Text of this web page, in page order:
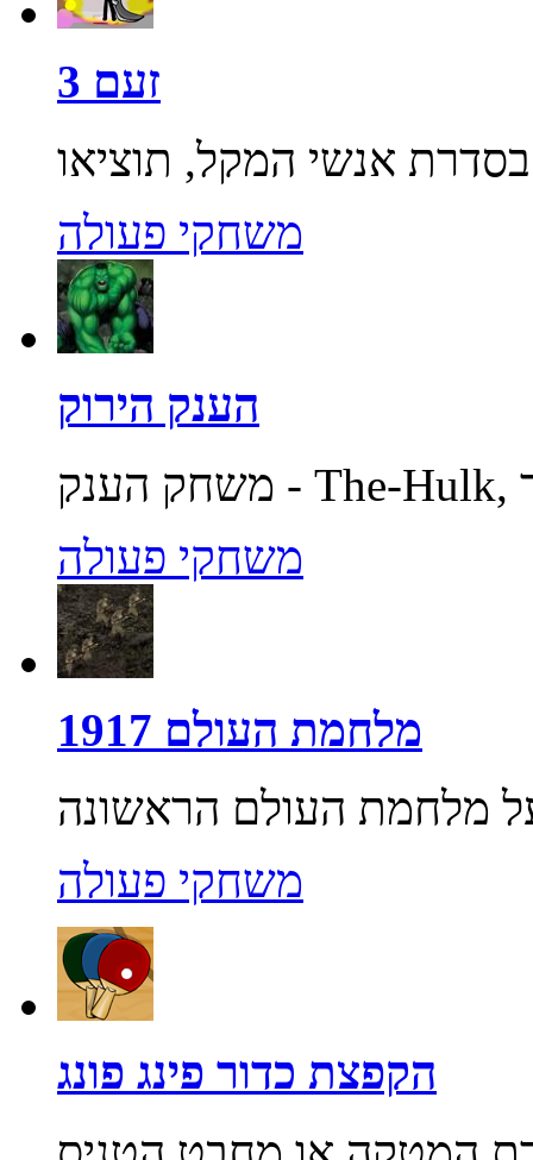
זעם 3
משחקי פעולה
הענק הירוק
משחקי פעולה
מלחמת העולם 1917
משחקי פעולה
הקפצת כדור פינג פונג